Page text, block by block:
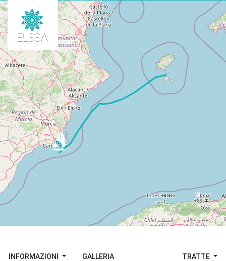
INFORMAZIONI GALLERIA TRATTE